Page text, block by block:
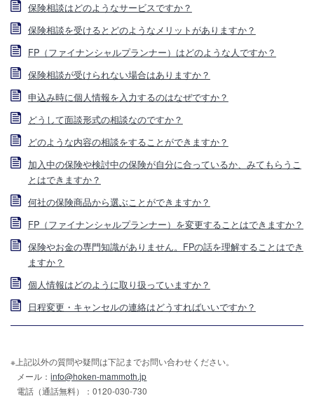
保険相談はどのようなサービスですか？
保険相談を受けるとどのようなメリットがありますか？
FP（ファイナンシャルプランナー）はどのような人ですか？
保険相談が受けられない場合はありますか？
申込み時に個人情報を入力するのはなぜですか？
どうして面談形式の相談なのですか？
どのような内容の相談をすることができますか？
加入中の保険や検討中の保険が自分に合っているか、みてもらうこ
とはできますか？
何社の保険商品から選ぶことができますか？
FP（ファイナンシャルプランナー）を変更することはできますか？
保険やお金の専門知識がありません。FPの話を理解することはでき
ますか？
個人情報はどのように取り扱っていますか？
日程変更・キャンセルの連絡はどうすればいいですか？
※上記以外の質問や疑問は下記までお問い合わせください。
メール：info@hoken-mammoth.jp
電話（通話無料）：0120-030-730